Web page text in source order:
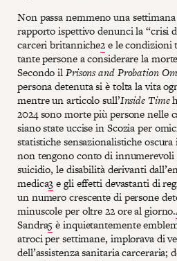
Non passa nemmeno una
rapporto ispettivo denunci la “crisi
carceri britanniche2e le condizioni
tante persone a considerare la
Secondo ilPrisons and Probation
persona detenuta si è tolta la vita
mentre un articolo sull’Inside Time
2024 sono morte più persone nelle
siano state uccise in Scozia per
statistiche sensazionalistiche
non tengono conto di
suicidio, le disabilità derivanti
medica3e gli effetti devastanti di
un numero crescente di persone
minuscole per oltre 22 ore al giorno.
Sandra5è inquietantemente
atroci per settimane, implorava di
dell’assistenza sanitaria carceraria;